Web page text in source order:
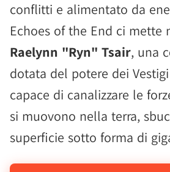
conflitti e alimentato da
Echoes of the End ci mette
Raelynn "Ryn" Tsair, una
dotata del potere dei
capace di canalizzare le
si muovono nella terra,
superficie sotto forma di